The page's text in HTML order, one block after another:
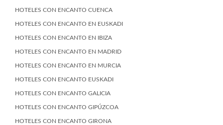
HOTELES CON ENCANTO CUENCA
HOTELES CON ENCANTO EN EUSKADI
HOTELES CON ENCANTO EN IBIZA
HOTELES CON ENCANTO EN MADRID
HOTELES CON ENCANTO EN MURCIA
HOTELES CON ENCANTO EUSKADI
HOTELES CON ENCANTO GALICIA
HOTELES CON ENCANTO GIPÚZCOA
HOTELES CON ENCANTO GIRONA